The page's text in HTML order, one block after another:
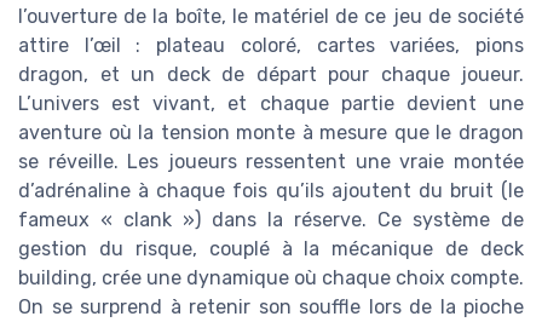
l’ouverture de la boîte, le matériel de ce jeu de société
attire l’œil : plateau coloré, cartes variées, pions
dragon, et un deck de départ pour chaque joueur.
L’univers est vivant, et chaque partie devient une
aventure où la tension monte à mesure que le dragon
se réveille. Les joueurs ressentent une vraie montée
d’adrénaline à chaque fois qu’ils ajoutent du bruit (le
fameux « clank ») dans la réserve. Ce système de
gestion du risque, couplé à la mécanique de deck
building, crée une dynamique où chaque choix compte.
On se surprend à retenir son souffle lors de la pioche